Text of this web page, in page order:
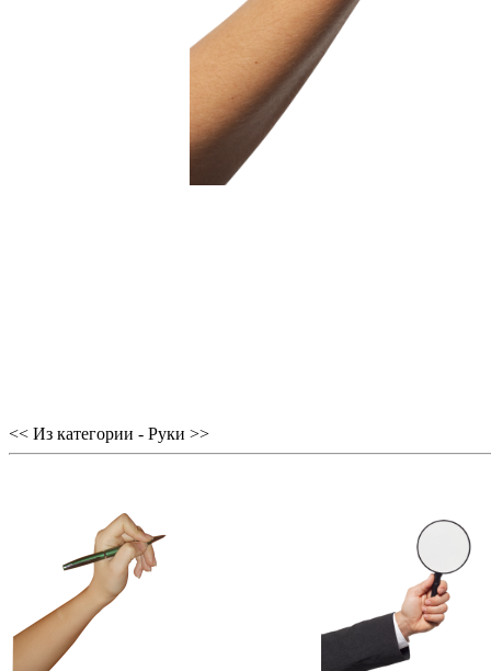
<< Из категории - Руки >>